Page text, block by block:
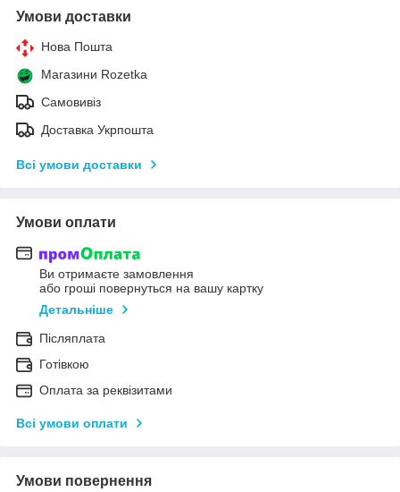
Умови доставки
Нова Пошта
Магазини Rozetka
Самовивіз
Доставка Укрпошта
Всі умови доставки
Умови оплати
Ви отримаєте замовлення
або гроші повернуться на вашу картку
Детальніше
Післяплата
Готівкою
Оплата за реквізитами
Всі умови оплати
Умови повернення